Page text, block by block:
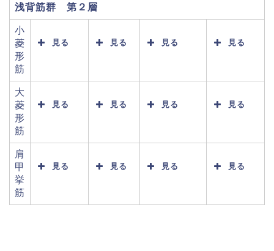
浅背筋群 第２層
小
菱
形
筋
見る 見る 見る 見る
大
菱
形
筋
見る 見る 見る 見る
肩
甲
挙
筋
見る 見る 見る 見る